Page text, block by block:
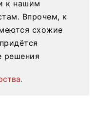
к нашим
Впрочем, к
схожие
решения